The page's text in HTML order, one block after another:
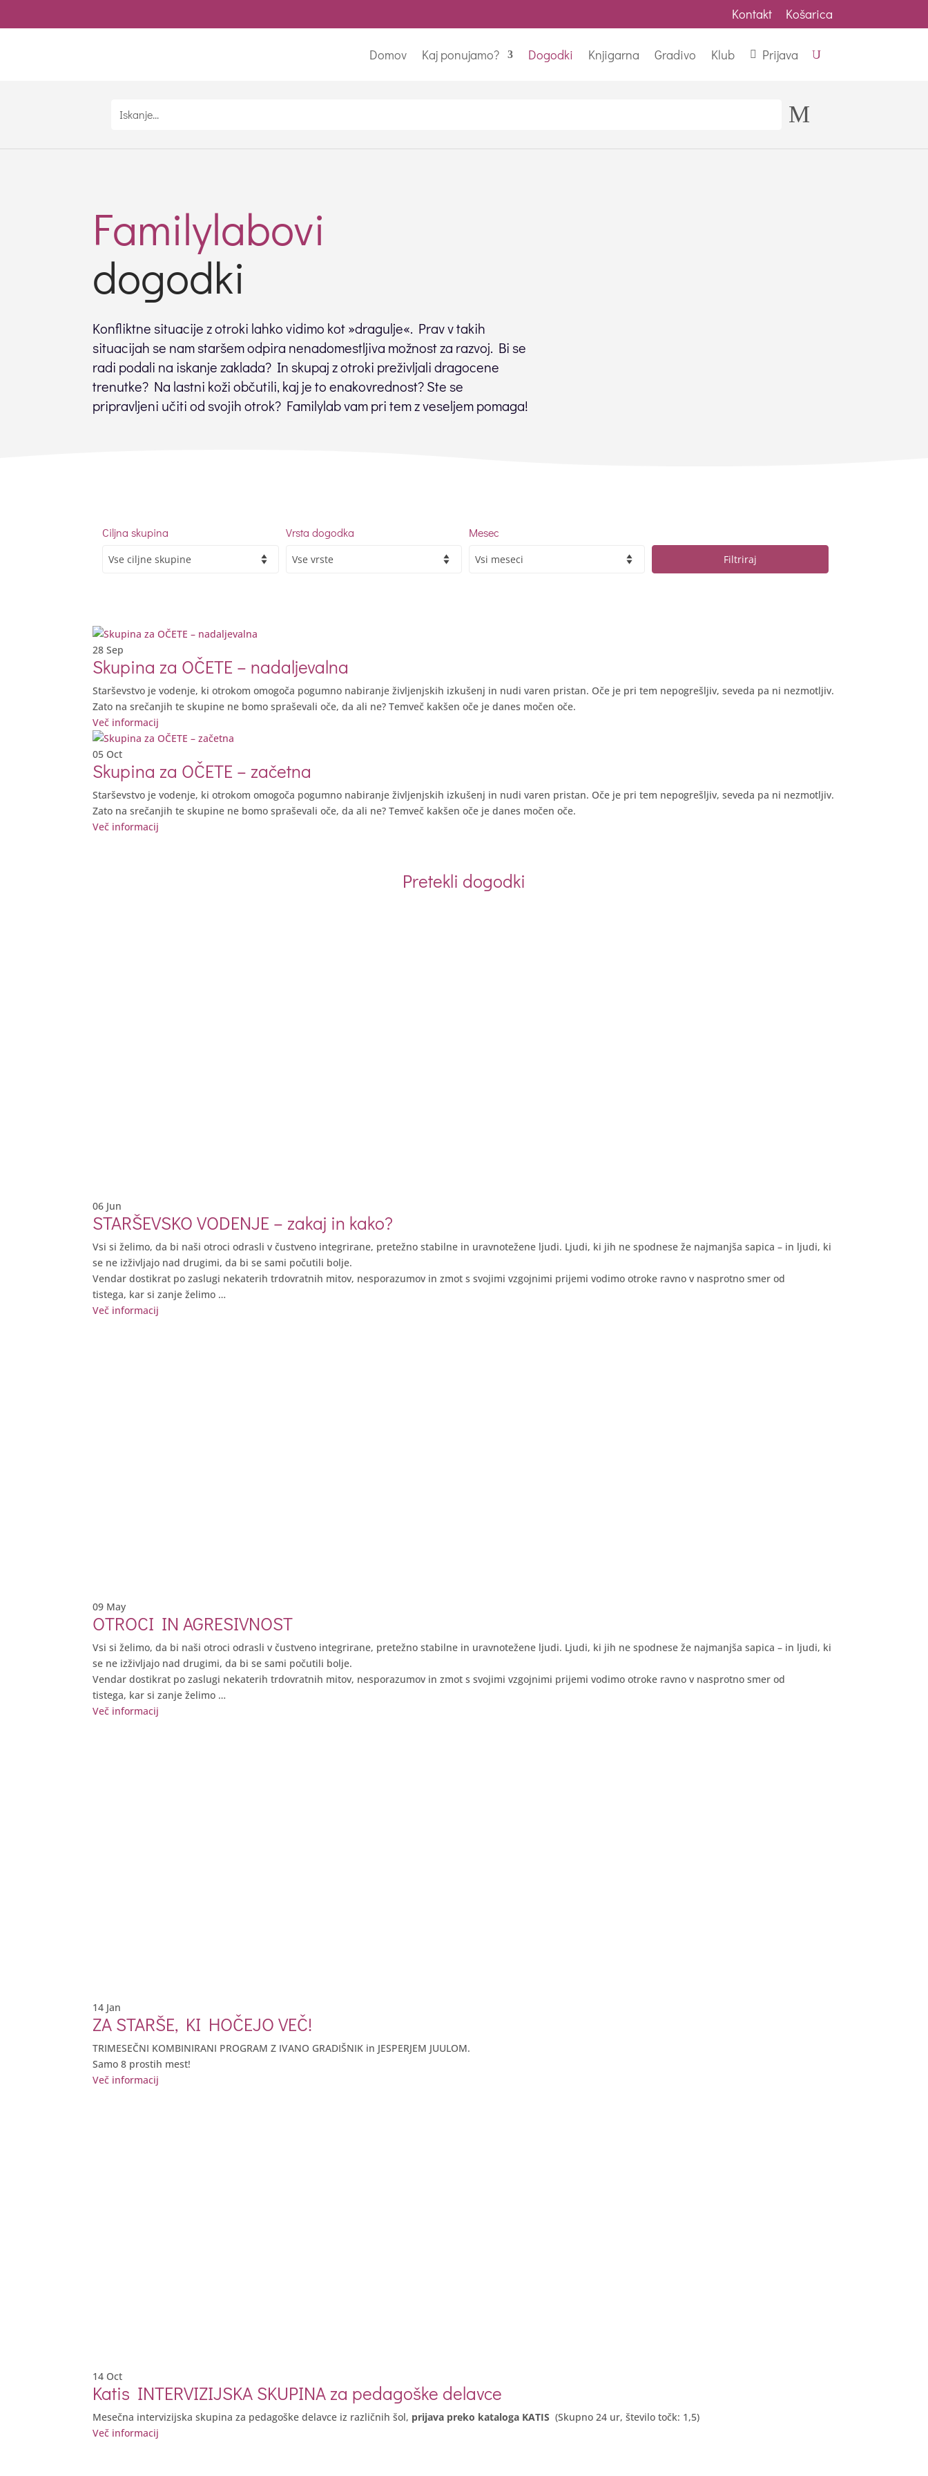
Kontakt Košarica
Domov Kaj ponujamo? Dogodki Knjigarna Gradivo Klub Prijava U
M
Familylabovi
dogodki
Konfliktne situacije z otroki lahko vidimo kot »dragulje«. Prav v takih
situacijah se nam staršem odpira nenadomestljiva možnost za razvoj. Bi se
radi podali na iskanje zaklada? In skupaj z otroki preživljali dragocene
trenutke? Na lastni koži občutili, kaj je to enakovrednost? Ste se
pripravljeni učiti od svojih otrok? Familylab vam pri tem z veseljem pomaga!
Ciljna skupina Vrsta dogodka Mesec
28 Sep
Skupina za OČETE – nadaljevalna
Starševstvo je vodenje, ki otrokom omogoča pogumno nabiranje življenjskih izkušenj in nudi varen pristan. Oče je pri tem nepogrešljiv, seveda pa ni nezmotljiv.
Zato na srečanjih te skupine ne bomo spraševali oče, da ali ne? Temveč kakšen oče je danes močen oče.
Več informacij
05 Oct
Skupina za OČETE – začetna
Starševstvo je vodenje, ki otrokom omogoča pogumno nabiranje življenjskih izkušenj in nudi varen pristan. Oče je pri tem nepogrešljiv, seveda pa ni nezmotljiv.
Zato na srečanjih te skupine ne bomo spraševali oče, da ali ne? Temveč kakšen oče je danes močen oče.
Več informacij
Pretekli dogodki
06 Jun
STARŠEVSKO VODENJE – zakaj in kako?
Vsi si želimo, da bi naši otroci odrasli v čustveno integrirane, pretežno stabilne in uravnotežene ljudi. Ljudi, ki jih ne spodnese že najmanjša sapica – in ljudi, ki
se ne izživljajo nad drugimi, da bi se sami počutili bolje.
Vendar dostikrat po zaslugi nekaterih trdovratnih mitov, nesporazumov in zmot s svojimi vzgojnimi prijemi vodimo otroke ravno v nasprotno smer od
tistega, kar si zanje želimo …
Več informacij
09 May
OTROCI IN AGRESIVNOST
Vsi si želimo, da bi naši otroci odrasli v čustveno integrirane, pretežno stabilne in uravnotežene ljudi. Ljudi, ki jih ne spodnese že najmanjša sapica – in ljudi, ki
se ne izživljajo nad drugimi, da bi se sami počutili bolje.
Vendar dostikrat po zaslugi nekaterih trdovratnih mitov, nesporazumov in zmot s svojimi vzgojnimi prijemi vodimo otroke ravno v nasprotno smer od
tistega, kar si zanje želimo …
Več informacij
14 Jan
ZA STARŠE, KI HOČEJO VEČ!
TRIMESEČNI KOMBINIRANI PROGRAM Z IVANO GRADIŠNIK in JESPERJEM JUULOM.
Samo 8 prostih mest!
Več informacij
14 Oct
Katis INTERVIZIJSKA SKUPINA za pedagoške delavce
Mesečna intervizijska skupina za pedagoške delavce iz različnih šol, prijava preko kataloga KATIS (Skupno 24 ur, število točk: 1,5)
Več informacij